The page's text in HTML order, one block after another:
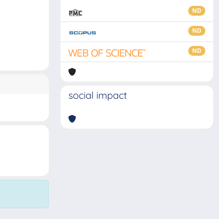
ND
ND
ND
social impact